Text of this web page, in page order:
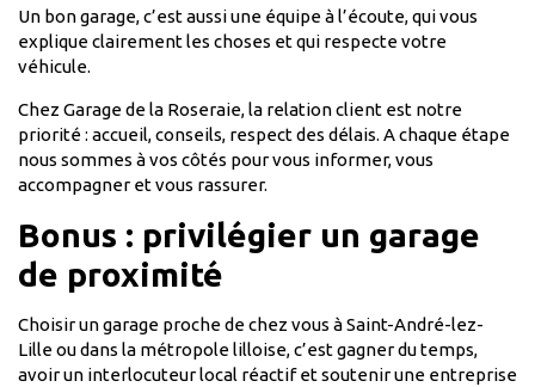
Un bon garage, c’est aussi une équipe à l’écoute, qui vous
explique clairement les choses et qui respecte votre
véhicule.
Chez Garage de la Roseraie, la relation client est notre
priorité : accueil, conseils, respect des délais. A chaque étape
nous sommes à vos côtés pour vous informer, vous
accompagner et vous rassurer.
Bonus : privilégier un garage
de proximité
Choisir un garage proche de chez vous à Saint-André-lez-
Lille ou dans la métropole lilloise, c’est gagner du temps,
avoir un interlocuteur local réactif et soutenir une entreprise